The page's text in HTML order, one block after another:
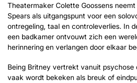
Theatermaker Colette Goossens
Spears als uitgangspunt voor een
ontregeling, taal en controleverlies. In
een badkamer ontvouwt zich een
herinnering en verlangen door elkaar
Being Britney vertrekt vanuit psychose
vaak wordt bekeken als breuk of